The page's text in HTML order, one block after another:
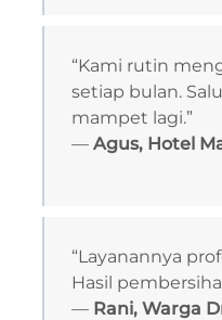
“Kami rutin
setiap bulan.
mampet lagi.”
— Agus, Hotel
“Layanannya
Hasil
— Rani, Warga